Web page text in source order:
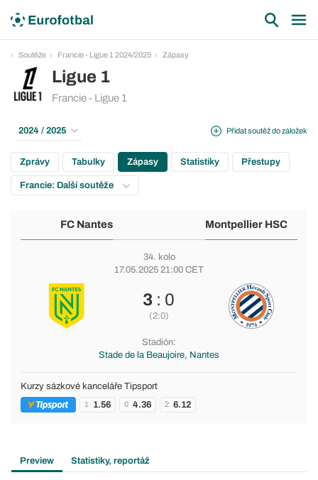
Soutěže Francie - Ligue 1 2024/2025 Zápasy
Ligue 1
Francie - Ligue 1
Přidat soutěž do záložek
2024 / 2025
Zprávy Tabulky Zápasy Statistiky Přestupy
Francie: Další soutěže
FC Nantes Montpellier HSC
34. kolo
17.05.2025 21:00 CET
3 : 0
(2:0)
Stadión:
Stade de la Beaujoire, Nantes
Kurzy sázkové kanceláře Tipsport
1 1.56 0 4.36 2 6.12
Preview Statistiky, reportáž